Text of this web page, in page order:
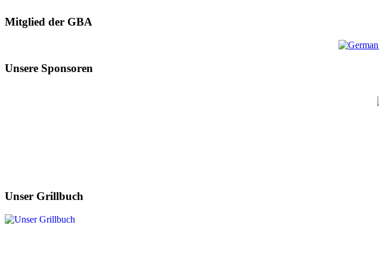
Mitglied der GBA
Unsere Sponsoren
Unser Grillbuch